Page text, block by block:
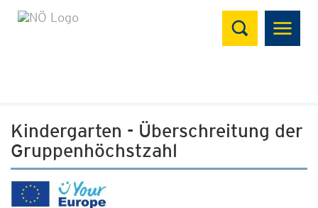
Suchen
Kindergarten - Überschreitung der
Gruppenhöchstzahl